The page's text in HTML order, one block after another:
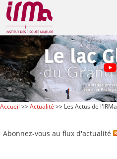
Accueil >>Actualité >> Les Actus de l'IRMa
Abonnez-vous au flux d'actualité